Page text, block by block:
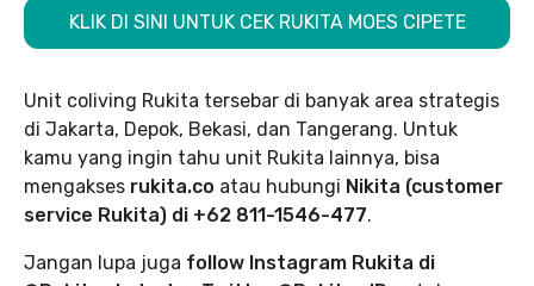
KLIK DI SINI UNTUK CEK RUKITA MOES CIPETE
Unit coliving Rukita tersebar di banyak area strategis
di Jakarta, Depok, Bekasi, dan Tangerang. Untuk
kamu yang ingin tahu unit Rukita lainnya, bisa
mengakses rukita.co atau hubungi Nikita (customer
service Rukita) di +62 811-1546-477.
Jangan lupa juga follow Instagram Rukita di